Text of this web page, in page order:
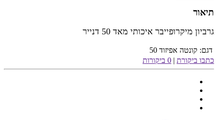
תיאור
גרביון מיקרופייבר איכותי מאד 50 דנייר
דגם: קונטה אפיזוד 50
כתבו ביקורת | 0 ביקורות